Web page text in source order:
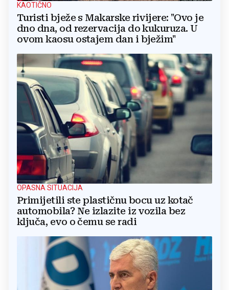
KAOTIČNO
Turisti bježe s Makarske rivijere: "Ovo je
dno dna, od rezervacija do kukuruza. U
ovom kaosu ostajem dan i bježim"
OPASNA SITUACIJA
Primijetili ste plastičnu bocu uz kotač
automobila? Ne izlazite iz vozila bez
ključa, evo o čemu se radi